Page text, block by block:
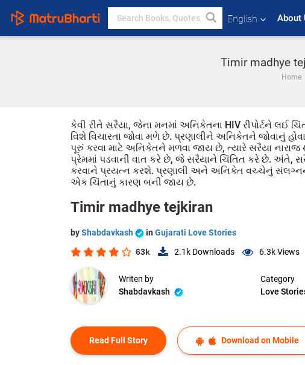
English About
Timir madhye
Home
કેવી રીતે સરૈયા, જેના મનમાં અનિકેતના HIV રીપોર્ટને લઈ
વિશે વિચારતા જોવા મળે છે. પ્રણાલીને અનિકેતને જોવાનું
પૂરું કરવા માટે અનિકેતને મળવા જાય છે, ત્યારે સરૈયા
પ્રેમમાં પડવાની વાત કરે છે, જે સરૈયાને ચિંતિત કરે છે. અંતે,
કરવાને પ્રયત્ન કરશે. પ્રણાલી અને અનિકેત વચ્ચેનું
એક ચિંતાનું કારણ બની જાય છે.
Timir madhye tejkiran
byShabdavkash in Gujarati Love Stories
63k 2.1k Downloads 6.3kViews
Writen by
Shabdavkash
Category
Love
Read Full Story Download on Mobile